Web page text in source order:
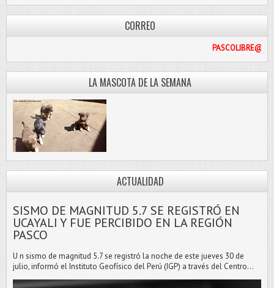
CORREO
LA MASCOTA DE LA SEMANA
ACTUALIDAD
SISMO DE MAGNITUD 5.7 SE REGISTRÓ EN
UCAYALI Y FUE PERCIBIDO EN LA REGIÓN
PASCO
U n sismo de magnitud 5.7 se registró la noche de este jueves 30 de
julio, informó el Instituto Geofísico del Perú (IGP) a través del Centro...